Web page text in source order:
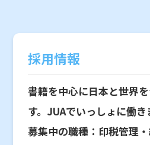
採用情報
書籍を中心に日本と世界
す。JUAでいっしょに働き
募集中の職種：印税管理・